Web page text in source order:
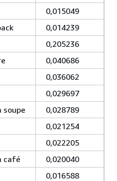
0,015049
0,014239
0,205236
0,040686
0,036062
0,029697
soupe
0,028789
0,021254
0,022205
café
0,020040
0,016588